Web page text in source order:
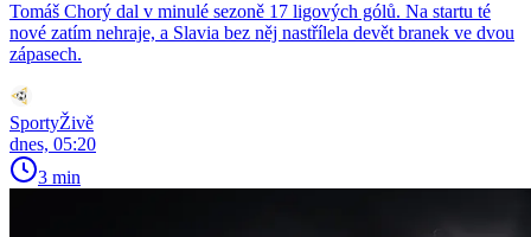
Tomáš Chorý dal v minulé sezoně 17 ligových gólů. Na startu té
nové zatím nehraje, a Slavia bez něj nastřílela devět branek ve dvou
zápasech.
SportyŽivě
dnes, 05:20
3 min